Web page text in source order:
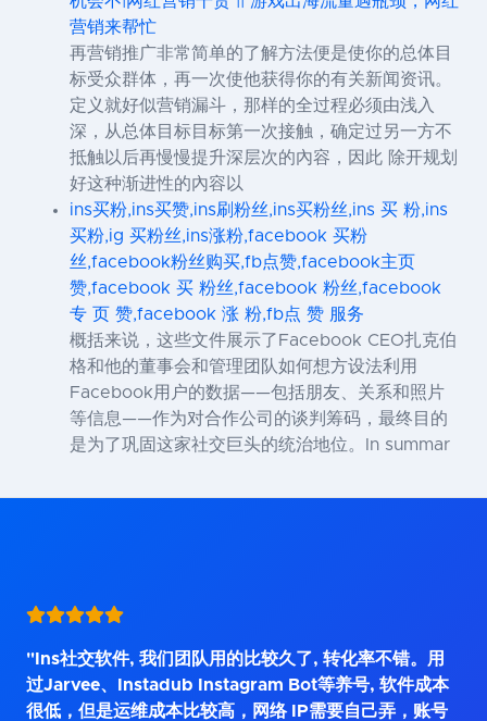
营销来帮忙
再营销推广非常简单的了解方法便是使你的总体目
标受众群体，再一次使他获得你的有关新闻资讯。
定义就好似营销漏斗，那样的全过程必须由浅入
深，从总体目标目标第一次接触，确定过另一方不
抵触以后再慢慢提升深层次的內容，因此 除开规划
好这种渐进性的內容以
ins买粉,ins买赞,ins刷粉丝,ins买粉丝,ins 买 粉,ins
买粉,ig 买粉丝,ins涨粉,facebook 买粉
丝,facebook粉丝购买,fb点赞,facebook主页
赞,facebook 买 粉丝,facebook 粉丝,facebook
专 页 赞,facebook 涨 粉,fb点 赞 服务
概括来说，这些文件展示了Facebook CEO扎克伯
格和他的董事会和管理团队如何想方设法利用
Facebook用户的数据——包括朋友、关系和照片
等信息——作为对合作公司的谈判筹码，最终目的
是为了巩固这家社交巨头的统治地位。In summar
"Ins社交软件, 我们团队用的比较久了, 转化率不错。用
过Jarvee、Instadub Instagram Bot等养号, 软件成本
很低，但是运维成本比较高，网络 IP需要自己弄，账号